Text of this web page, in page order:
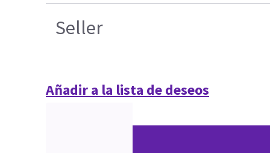
Seller
Añadir a la lista de deseos